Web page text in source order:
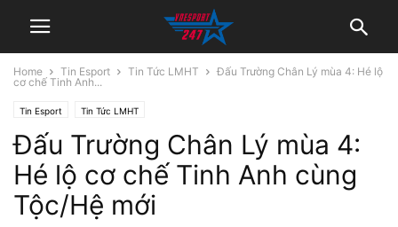
Home Tin Esport Tin Tức LMHT
Đấu Trường Chân Lý mùa 4: Hé lộ
cơ chế Tinh Anh...
Tin Esport Tin Tức LMHT
Đấu Trường Chân Lý mùa 4:
Hé lộ cơ chế Tinh Anh cùng
Tộc/Hệ mới